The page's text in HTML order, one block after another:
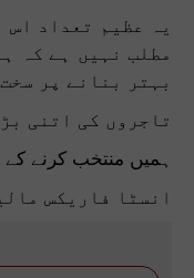
یہ عظیم تعداد
مطلب نہیں ہے کہ
بہتر بنانے پر
تاجروں کی اتنی
ہمیں منتخب کرنے
انسٹا فاریکس